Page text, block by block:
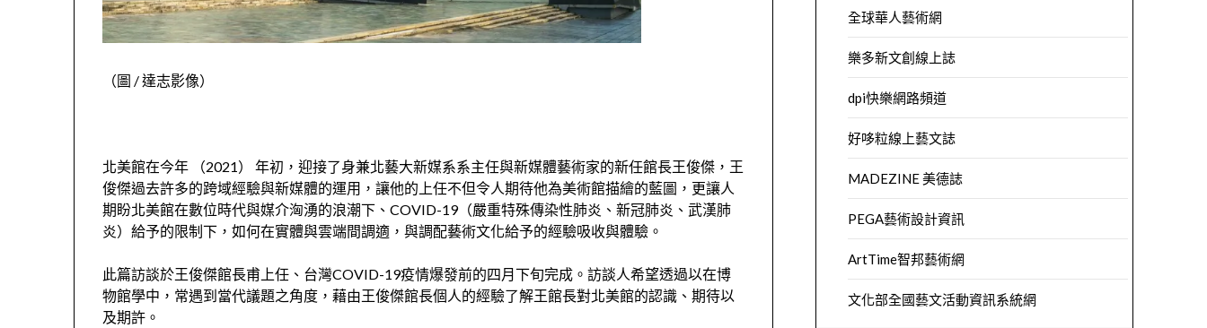
（圖 /達志影像）
北美館在今年 （2021） 年初，迎接了身兼北藝大新媒系系主任與新媒體藝術家的新任館長王俊傑，王
俊傑過去許多的跨域經驗與新媒體的運用，讓他的上任不但令人期待他為美術館描繪的藍圖，更讓人
期盼北美館在數位時代與媒介洶湧的浪潮下、COVID-19（嚴重特殊傳染性肺炎、新冠肺炎、武漢肺
炎）給予的限制下，如何在實體與雲端間調適，與調配藝術文化給予的經驗吸收與體驗。
此篇訪談於王俊傑館長甫上任、台灣COVID-19疫情爆發前的四月下旬完成。訪談人希望透過以在博
物館學中，常遇到當代議題之角度，藉由王俊傑館長個人的經驗了解王館長對北美館的認識、期待以
及期許。
全球華人藝術網
樂多新文創線上誌
dpi快樂網路頻道
好哆粒線上藝文誌
MADEZINE 美德誌
PEGA藝術設計資訊
ArtTime智邦藝術網
文化部全國藝文活動資訊系統網